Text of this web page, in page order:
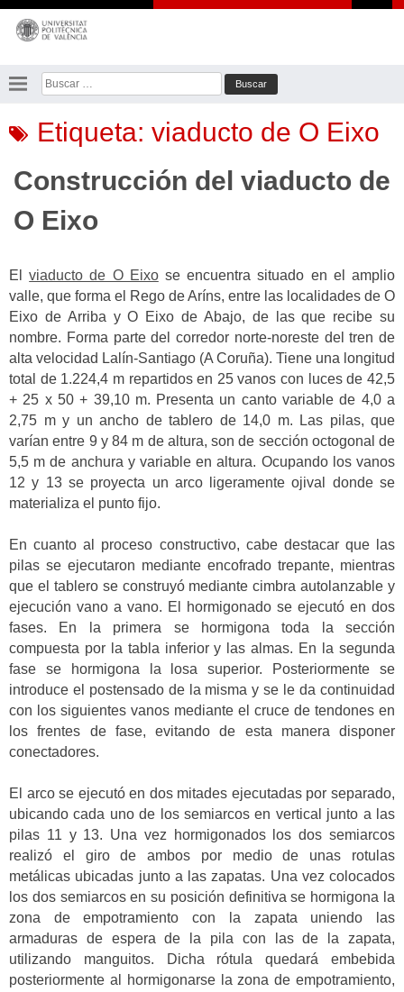
Saltar
contenido
Buscar:
Etiqueta: viaducto de O Eixo
Construcción del viaducto de
O Eixo
Elviaducto de O Eixose encuentra situado en el amplio
valle, que forma el Rego de Aríns, entre las localidades de O
Eixo de Arriba y O Eixo de Abajo, de las que recibe su
nombre. Forma parte del corredor norte-noreste del tren de
alta velocidad Lalín-Santiago (A Coruña). Tiene una longitud
total de 1.224,4 m repartidos en 25 vanos con luces de 42,5
+ 25 x 50 + 39,10 m. Presenta un canto variable de 4,0 a
2,75 m y un ancho de tablero de 14,0 m. Las pilas, que
varían entre 9 y 84 m de altura, son de sección octogonal de
5,5 m de anchura y variable en altura. Ocupando los vanos
12 y 13 se proyecta un arco ligeramente ojival donde se
materializa el punto fijo.
En cuanto al proceso constructivo, cabe destacar que las
pilas se ejecutaron mediante encofrado trepante, mientras
que el tablero se construyó mediante cimbra autolanzable y
ejecución vano a vano. El hormigonado se ejecutó en dos
fases. En la primera se hormigona toda la sección
compuesta por la tabla inferior y las almas. En la segunda
fase se hormigona la losa superior. Posteriormente se
introduce el postensado de la misma y se le da continuidad
con los siguientes vanos mediante el cruce de tendones en
los frentes de fase, evitando de esta manera disponer
conectadores.
El arco se ejecutó en dos mitades ejecutadas por separado,
ubicando cada uno de los semiarcos en vertical junto a las
pilas 11 y 13. Una vez hormigonados los dos semiarcos
realizó el giro de ambos por medio de unas rotulas
metálicas ubicadas junto a las zapatas. Una vez colocados
los dos semiarcos en su posición definitiva se hormigona la
zona de empotramiento con la zapata uniendo las
armaduras de espera de la pila con las de la zapata,
utilizando manguitos. Dicha rótula quedará embebida
posteriormente al hormigonarse la zona de empotramiento,